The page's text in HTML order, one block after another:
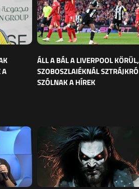
A
ÁLL A BÁL A LIVERPOOL KÖRÜL,
SZOBOSZLAIÉKNÁL
SZÓLNAK A HÍREK